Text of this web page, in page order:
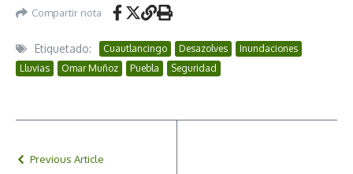
Compartir nota
Etiquetado: Cuautlancingo Desazolves
Inundaciones
Lluvias
Omar Muñoz Puebla Seguridad
Previous Article